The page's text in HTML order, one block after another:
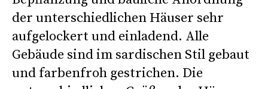
der unterschiedlichen Häuser sehr
aufgelockert und einladend. Alle
Gebäude sind im sardischen Stil gebaut
und farbenfroh gestrichen. Die